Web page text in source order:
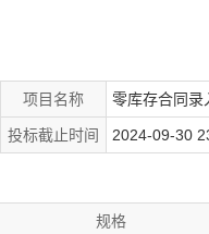
项目名称 零库存合同录
投标截止时间 2024-09-30
规格